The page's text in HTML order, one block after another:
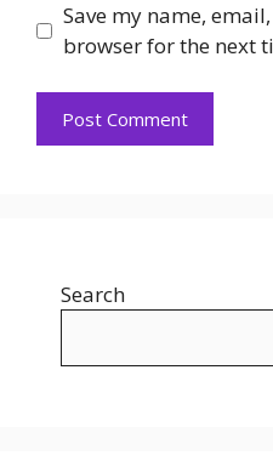
Save my name,
browser for the next
Search